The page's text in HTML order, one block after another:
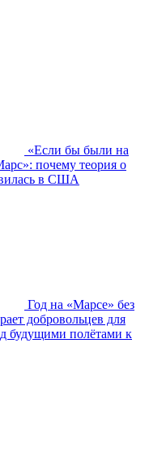
«Если бы были на
почему теория о
в США
Год на «Марсе» без
добровольцев для
будущими полётами к